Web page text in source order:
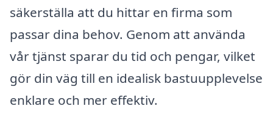
säkerställa att du hittar en firma som
passar dina behov. Genom att använda
vår tjänst sparar du tid och pengar, vilket
gör din väg till en idealisk bastuupplevelse
enklare och mer effektiv.